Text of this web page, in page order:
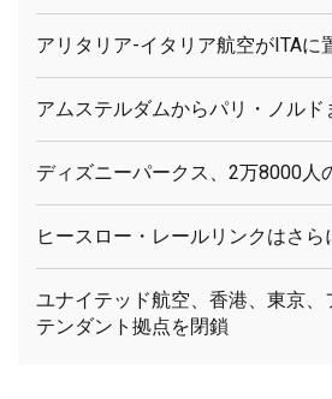
アリタリア-イタリア航空がITAに
アムステルダムからパリ・ノルド
ディズニーパークス、2万8000人
ヒースロー・レールリンクはさら
ユナイテッド航空、香港、東京、
テンダント拠点を閉鎖